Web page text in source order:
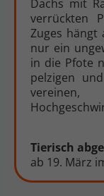
Dachs mit
verrückten
Zuges hängt
nur ein
in die Pfote
pelzigen
Tierisch
ab 19. März